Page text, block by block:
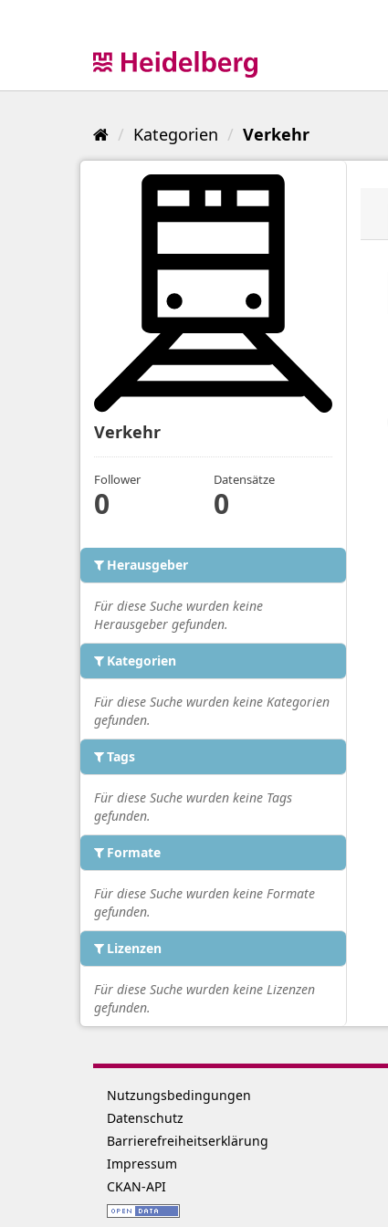
Kategorien Verkehr
Verkehr
Follower
0
Datensätze
0
Herausgeber
Für diese Suche wurden keine
Herausgeber gefunden.
Kategorien
Für diese Suche wurden keine Kategorien
gefunden.
Tags
Für diese Suche wurden keine Tags
gefunden.
Formate
Für diese Suche wurden keine Formate
gefunden.
Lizenzen
Für diese Suche wurden keine Lizenzen
gefunden.
Nutzungsbedingungen
Datenschutz
Barrierefreiheitserklärung
Impressum
CKAN-API